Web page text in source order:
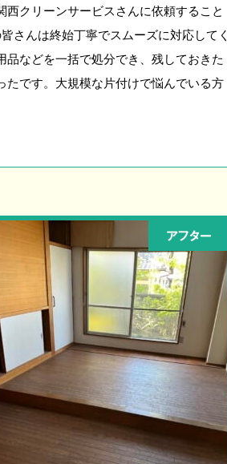
クリーンサービスさんに依頼すること
さんは終始丁寧でスムーズに対応してく
などを一括で処分でき、残しておきた
です。大規模な片付けで悩んでいる方
アフター